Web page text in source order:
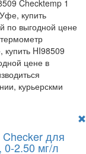
Checktemp 1
купить
по выгодной цене
HI98509
цене в
курьерскми
Checker для
2.50 мг/л